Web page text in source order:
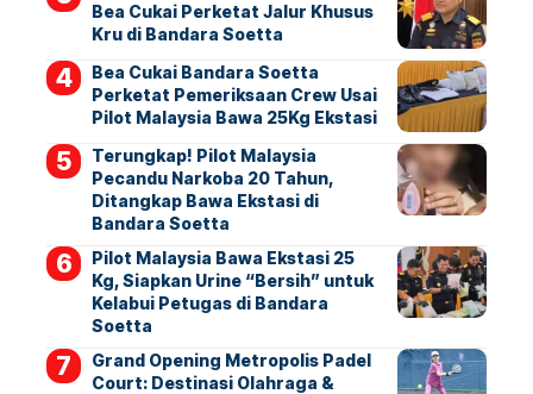
Bea Cukai Perketat Jalur Khusus
Kru di Bandara Soetta
Bea Cukai Bandara Soetta
Perketat Pemeriksaan Crew Usai
Pilot Malaysia Bawa 25Kg Ekstasi
Terungkap! Pilot Malaysia
Pecandu Narkoba 20 Tahun,
Ditangkap Bawa Ekstasi di
Bandara Soetta
Pilot Malaysia Bawa Ekstasi 25
Kg, Siapkan Urine “Bersih” untuk
Kelabui Petugas di Bandara
Soetta
Grand Opening Metropolis Padel
Court: Destinasi Olahraga &